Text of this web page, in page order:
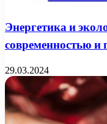
Энергетика и
современностью и
29.03.2024